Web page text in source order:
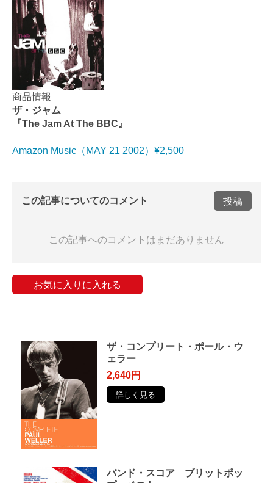
商品情報
ザ・ジャム
『The Jam At The BBC』
Amazon Music（MAY 21 2002）¥2,500
この記事についてのコメント 投稿
この記事へのコメントはまだありません
お気に入りに入れる
ザ・コンプリート・ポール・ウ
ェラー
2,640円
詳しく見る
バンド・スコア ブリットポッ